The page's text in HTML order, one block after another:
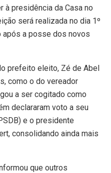
à presidência da Casa no
será realizada no dia 1º
após a posse dos novos
prefeito eleito, Zé de Abel
como o do vereador
a ser cogitado como
declararam voto a seu
e o presidente
consolidando ainda mais
que outros